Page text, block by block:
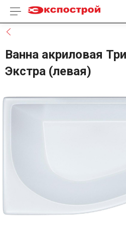
Каталог товаров
Ванна акриловая
Экстра (левая)